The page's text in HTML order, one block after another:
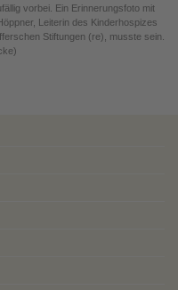
vorbei. Ein Erinnerungsfoto mit
Leiterin des Kinderhospizes
Stiftungen (re), musste sein.